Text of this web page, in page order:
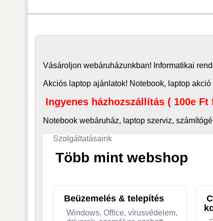
Vásároljon webáruházunkban! Informatikai
Akciós laptop ajánlatok! Notebook, laptop akció
Ingyenes házhozszállítás ( 100e
Notebook webáruház, laptop szerviz,
Szolgáltatásaink
Több mint webshop
Beüzemelés & telepítés
Windows, Office, vírusvédelem,